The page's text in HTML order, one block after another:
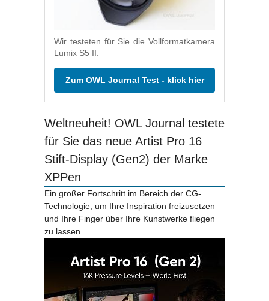
Wir testeten für Sie die Vollformatkamera
Lumix S5 II.
Zum OWL Journal Test - klick hier
Weltneuheit! OWL Journal testete
für Sie das neue Artist Pro 16
Stift-Display (Gen2) der Marke
XPPen
Ein großer Fortschritt im Bereich der CG-
Technologie, um Ihre Inspiration freizusetzen
und Ihre Finger über Ihre Kunstwerke fliegen
zu lassen.